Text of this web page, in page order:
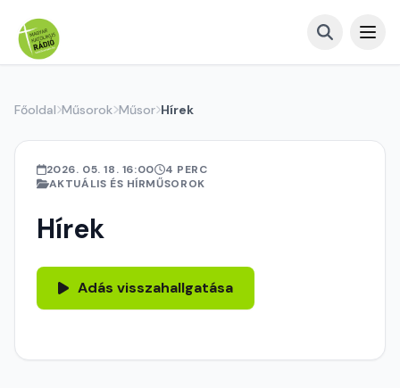
Főoldal Műsorok Műsor Hírek
2026. 05. 18. 16:00
4 PERC
AKTUÁLIS ÉS HÍRMŰSOROK
Hírek
Adás visszahallgatása